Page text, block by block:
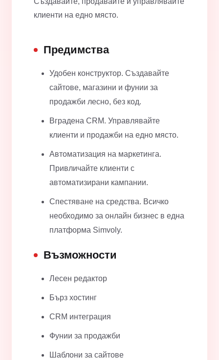
клиенти на едно място.
Предимства
Удобен конструктор. Създавайте
сайтове, магазини и фунии за
продажби лесно, без код.
Вградена CRM. Управлявайте
клиенти и продажби на едно място.
Автоматизация на маркетинга.
Привличайте клиенти с
автоматизирани кампании.
Спестяване на средства. Всичко
необходимо за онлайн бизнес в една
платформа Simvoly.
Възможности
Лесен редактор
Бърз хостинг
CRM интеграция
Фунии за продажби
Шаблони за сайтове